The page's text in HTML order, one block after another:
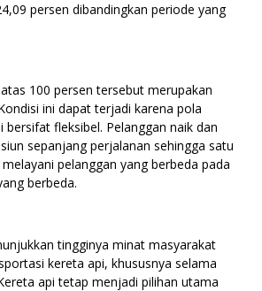
persen dibandingkan periode yang
100 persen tersebut merupakan
ini dapat terjadi karena pola
bersifat fleksibel. Pelanggan naik dan
sepanjang perjalanan sehingga satu
pelanggan yang berbeda pada
berbeda.
tingginya minat masyarakat
kereta api, khususnya selama
api tetap menjadi pilihan utama